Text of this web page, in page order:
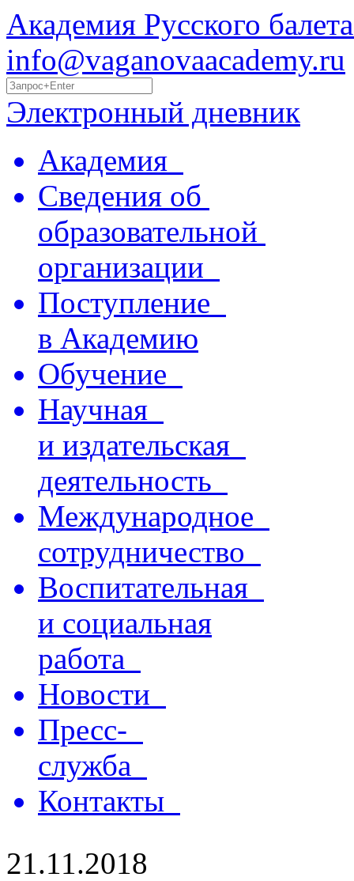
Академия Русского
info@vaganovaacademy.ru
Электронный дневник
Академия
Сведения об
образовательной
организации
Поступление
в Академию
Обучение
Научная
и издательская
деятельность
Международное
сотрудничество
Воспитательная
и социальная
работа
Новости
Пресс-
служба
Контакты
21.11.2018